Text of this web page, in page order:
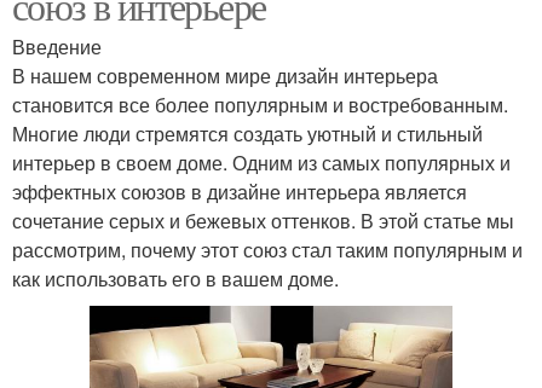
Введение
В нашем современном мире дизайн интерьера
становится все более популярным и востребованным.
Многие люди стремятся создать уютный и стильный
интерьер в своем доме. Одним из самых популярных и
эффектных союзов в дизайне интерьера является
сочетание серых и бежевых оттенков. В этой статье мы
рассмотрим, почему этот союз стал таким популярным и
как использовать его в вашем доме.